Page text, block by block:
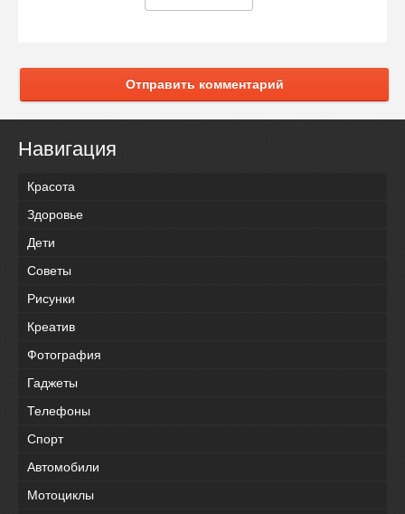
Отправить комментарий
Навигация
Красота
Здоровье
Дети
Советы
Рисунки
Креатив
Фотография
Гаджеты
Телефоны
Спорт
Автомобили
Мотоциклы